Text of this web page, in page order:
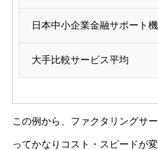
日本中小企業金融サポート
大手比較サービス平均
この例から、ファクタリングサ
ってかなりコスト・スピードが